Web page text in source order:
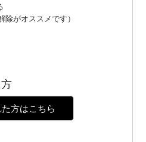
除がオススメです）
方はこちら